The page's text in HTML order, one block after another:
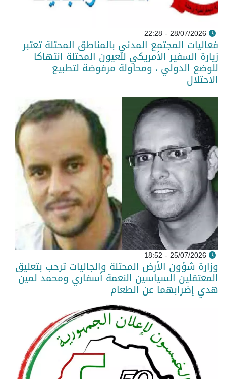
28/07/2026 - 22:28
فعاليات المجتمع المدني بالمناطق المحتلة تعتبر
زيارة السفير الأمريكي للعيون المحتلة انتهاكا
للوضع الدولي ، ومحاولة مرفوضة لتطبيع
الاحتلال
25/07/2026 - 18:52
وزارة شؤون الأرض المحتلة والجاليات ترحب بتعليق
المعتقلين السياسين النعمة أسفاري ومحمد لمين
هدي إضرابهما عن الطعام